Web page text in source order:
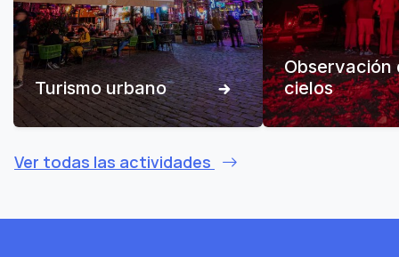
Turismo urbano
Observación
cielos
Ver todas las actividades